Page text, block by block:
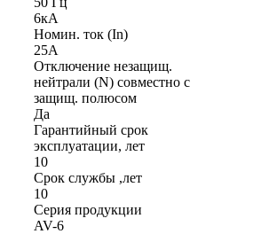
6кА
Номин. ток (In)
25А
Отключение незащищ.
нейтрали (N) совместно с
защищ. полюсом
Да
Гарантийный срок
эксплуатации, лет
10
Срок службы ,лет
10
Серия продукции
AV-6